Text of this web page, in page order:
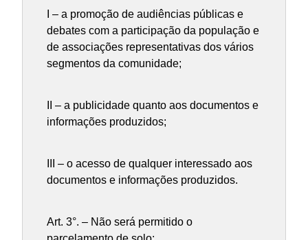
I – a promoção de audiências públicas e
debates com a participação da população e
de associações representativas dos vários
segmentos da comunidade;
II – a publicidade quanto aos documentos e
informações produzidos;
III – o acesso de qualquer interessado aos
documentos e informações produzidos.
Art. 3°. – Não será permitido o